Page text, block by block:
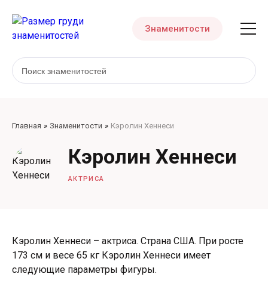
Знаменитости
Главная Знаменитости Кэролин Хеннеси
Кэролин Хеннеси
АКТРИСА
Кэролин Хеннеси – актриса. Страна США. При росте
173 см и весе 65 кг Кэролин Хеннеси имеет
следующие параметры фигуры.